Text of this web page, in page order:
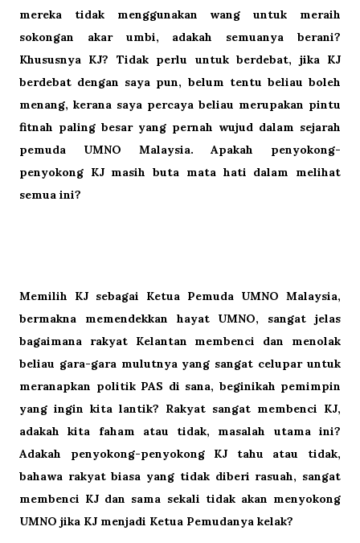
mereka tidak menggunakan wang untuk meraih
sokongan akar umbi, adakah semuanya berani?
Khususnya KJ? Tidak perlu untuk berdebat, jika KJ
berdebat dengan saya pun, belum tentu beliau boleh
menang, kerana saya percaya beliau merupakan pintu
fitnah paling besar yang pernah wujud dalam sejarah
pemuda UMNO Malaysia. Apakah penyokong-
penyokong KJ masih buta mata hati dalam melihat
semua ini?
Memilih KJ sebagai Ketua Pemuda UMNO Malaysia,
bermakna memendekkan hayat UMNO, sangat jelas
bagaimana rakyat Kelantan membenci dan menolak
beliau gara-gara mulutnya yang sangat celupar untuk
meranapkan politik PAS di sana, beginikah pemimpin
yang ingin kita lantik? Rakyat sangat membenci KJ,
adakah kita faham atau tidak, masalah utama ini?
Adakah penyokong-penyokong KJ tahu atau tidak,
bahawa rakyat biasa yang tidak diberi rasuah, sangat
membenci KJ dan sama sekali tidak akan menyokong
UMNO jika KJ menjadi Ketua Pemudanya kelak?